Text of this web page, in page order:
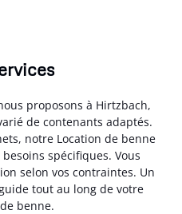
proposons à Hirtzbach,
de contenants adaptés.
notre Location de benne
spécifiques. Vous
selon vos contraintes. Un
tout au long de votre
benne.